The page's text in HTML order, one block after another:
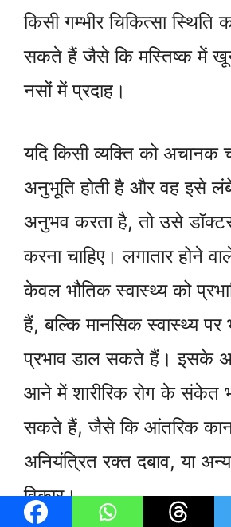
किसी गम्भीर चिकित्सा स्थिति
सकते हैं जैसे कि मस्तिष्क में
नसों में प्रदाह।
यदि किसी व्यक्ति को
अनुभूति होती है और वह इसे
अनुभव करता है, तो उसे
करना चाहिए। लगातार होने
केवल भौतिक स्वास्थ्य को
हैं, बल्कि मानसिक स्वास्थ्य पर
प्रभाव डाल सकते हैं। इसके
आने में शारीरिक रोग के संकेत
सकते हैं, जैसे कि आंतरिक कान
अनियंत्रित रक्त दबाव, या
विकार।